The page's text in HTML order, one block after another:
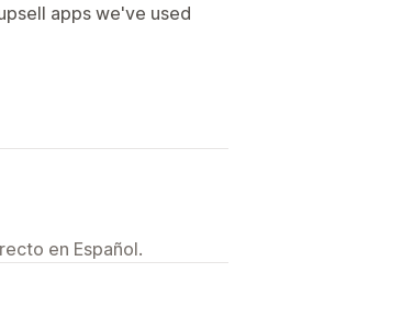
apps we've used
en Español.